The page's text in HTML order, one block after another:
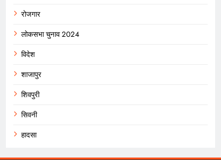
रोजगार
लोकसभा चुनाव 2024
विदेश
शाजापुर
शिवपुरी
सिवनी
हादसा